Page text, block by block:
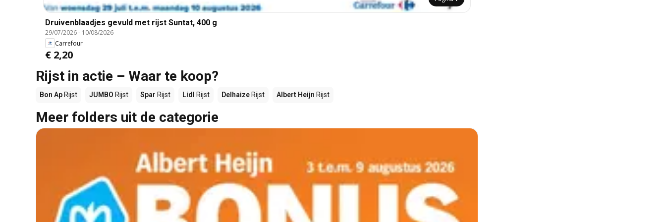
Druivenblaadjes gevuld met rijst Suntat, 400 g
29/07/2026- 10/08/2026
Carrefour
€ 2,20
Rijst in actie – Waar te koop?
Bon Ap Rijst JUMBO Rijst Spar Rijst Lidl Rijst Delhaize Rijst Albert Heijn Rijst
Meer folders uit de categorie